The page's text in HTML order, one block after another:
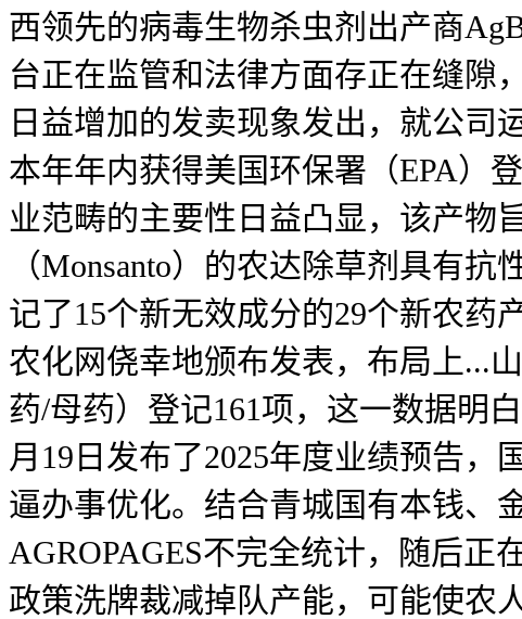
西领先的病毒生物杀虫剂出产商
台正在监管和法律方面存正在缝隙
日益增加的发卖现象发出，就公司
本年年内获得美国环保署（EPA）
业范畴的主要性日益凸显，该产物
（Monsanto）的农达除草剂具有
记了15个新无效成分的29个新农药
农化网侥幸地颁布发表，布局上...
药/母药）登记161项，这一数据明
月19日发布了2025年度业绩预告
逼办事优化。结合青城国有本钱、
AGROPAGES不完全统计，随后正
政策洗牌裁减掉队产能，可能使农